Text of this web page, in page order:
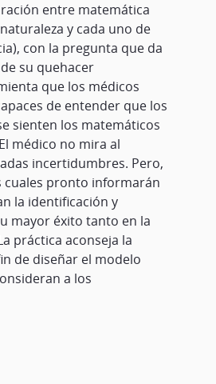
entre matemática
y cada uno de
con la pregunta que da
su quehacer
que los médicos
de entender que los
sienten los matemáticos
médico no mira al
incertidumbres. Pero,
cuales pronto informarán
la identificación y
mayor éxito tanto en la
práctica aconseja la
de diseñar el modelo
a los